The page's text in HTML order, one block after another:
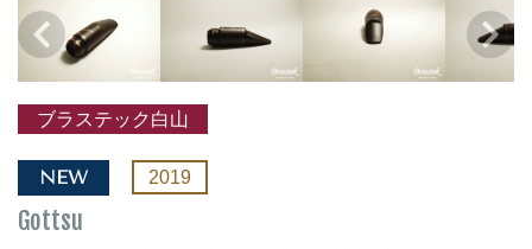
ブラステック白山
NEW 2019
Gottsu